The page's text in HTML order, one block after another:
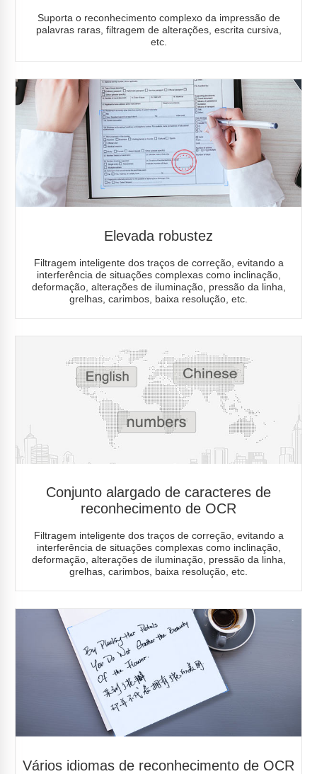
Suporta o reconhecimento complexo da impressão de
palavras raras, filtragem de alterações, escrita cursiva,
etc.
Elevada robustez
Filtragem inteligente dos traços de correção, evitando a
interferência de situações complexas como inclinação,
deformação, alterações de iluminação, pressão da linha,
grelhas, carimbos, baixa resolução, etc.
Conjunto alargado de caracteres de
reconhecimento de OCR
Filtragem inteligente dos traços de correção, evitando a
interferência de situações complexas como inclinação,
deformação, alterações de iluminação, pressão da linha,
grelhas, carimbos, baixa resolução, etc.
Vários idiomas de reconhecimento de OCR